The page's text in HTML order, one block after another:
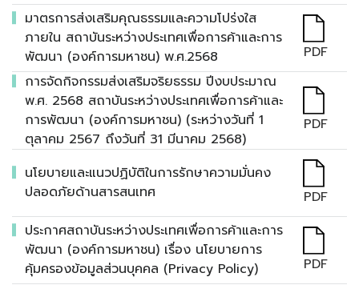
มาตรการส่งเสริมคุณธรรมและความโปร่งใส
ภายใน สถาบันระหว่างประเทศเพื่อการค้าและการ
พัฒนา (องค์การมหาชน) พ.ศ.2568
PDF
การจัดกิจกรรมส่งเสริมจริยธรรม ปีงบประมาณ
พ.ศ. 2568 สถาบันระหว่างประเทศเพื่อการค้าและ
การพัฒนา (องค์การมหาชน) (ระหว่างวันที่ 1
ตุลาคม 2567 ถึงวันที่ 31 มีนาคม 2568)
PDF
นโยบายและแนวปฏิบัติในการรักษาความมั่นคง
ปลอดภัยด้านสารสนเทศ
PDF
ประกาศสถาบันระหว่างประเทศเพื่อการค้าและการ
พัฒนา (องค์การมหาชน) เรื่อง นโยบายการ
คุ้มครองข้อมูลส่วนบุคคล (Privacy Policy)
PDF